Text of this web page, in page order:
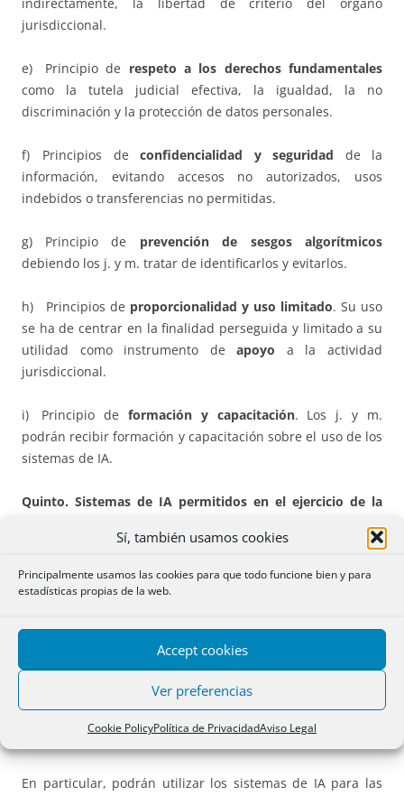
Sí, también usamos cookies
Principalmente usamos las cookies para que todo funcione bien y para
estadísticas propias de la web.
Accept cookies
Ver preferencias
Cookie PolicyPolítica de PrivacidadAviso Legal
jurisdiccional.
e) Principio de respeto a los derechos fundamentales
como la tutela judicial efectiva, la igualdad, la no
discriminación y la protección de datos personales.
f) Principios de confidencialidad y seguridad de la
información, evitando accesos no autorizados, usos
indebidos o transferencias no permitidas.
g) Principio de prevención de sesgos algorítmicos
debiendo los j. y m. tratar de identificarlos y evitarlos.
h) Principios de proporcionalidad y uso limitado. Su uso
se ha de centrar en la finalidad perseguida y limitado a su
utilidad como instrumento deapoyo a la actividad
jurisdiccional.
i) Principio de formación y capacitación. Los j. y m.
podrán recibir formación y capacitación sobre el uso de los
sistemas de IA.
Quinto. Sistemas de IA permitidos en el ejercicio de la
IA, incluidas las herramientas de IA generativa,
facilitados
justicia o por elCGPJ. Y sólo podrán ser utilizados en el
Sexto. Usos permitidos.En el ejercicio de la actividad
jurisdiccional, los j. y m. únicamente podrán utilizar los
instrumentos de apoyo o asistencia
establecidos en la presente instrucción.
En particular, podrán utilizar los sistemas de IA para las